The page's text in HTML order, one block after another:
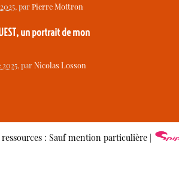
, parPierre Mottron
un portrait de mon
, parNicolas Losson
: Sauf mention particulière |